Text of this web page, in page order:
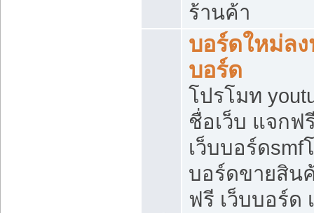
ร้านค้า
บอร์ดใหม่ลง
บอร์ด
โปรโมท
ชื่อเว็บ แจกฟ
เว็บบอร์ดsmf
บอร์ดขายสิน
ฟรี เว็บบอร์ด